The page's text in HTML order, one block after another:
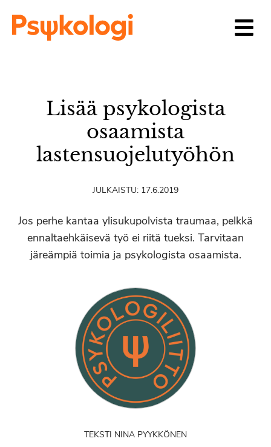
Lisää psykologista
osaamista
lastensuojelutyöhön
JULKAISTU: 17.6.2019
Jos perhe kantaa ylisukupolvista traumaa, pelkkä
ennaltaehkäisevä työ ei riitä tueksi. Tarvitaan
järeämpiä toimia ja psykologista osaamista.
TEKSTI NINA PYYKKÖNEN